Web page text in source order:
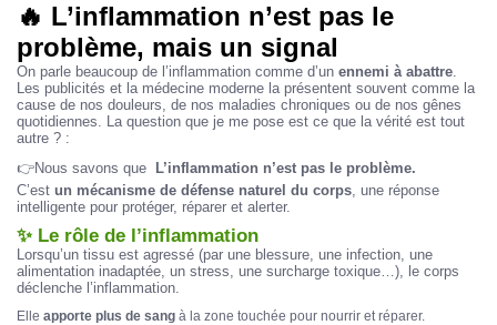
🔥 L’inflammation n’est pas le
problème, mais un signal
On parle beaucoup de l’inflammation comme d’un ennemi à abattre.
Les publicités et la médecine moderne la présentent souvent comme la
cause de nos douleurs, de nos maladies chroniques ou de nos gênes
quotidiennes. La question que je me pose est ce que la vérité est tout
autre ? :
👉Nous savons que
L’inflammation n’est pas le problème.
C’est un mécanisme de défense naturel du corps, une réponse
intelligente pour protéger, réparer et alerter.
✨ Le rôle de l’inflammation
Lorsqu’un tissu est agressé (par une blessure, une infection, une
alimentation inadaptée, un stress, une surcharge toxique…), le corps
déclenche l’inflammation.
Elle apporte plus de sang à la zone touchée pour nourrir et réparer.